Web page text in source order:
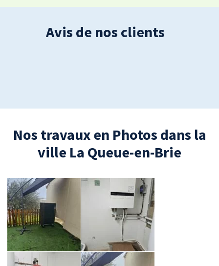
Avis de nos clients
Nos travaux en Photos dans la
ville La Queue-en-Brie